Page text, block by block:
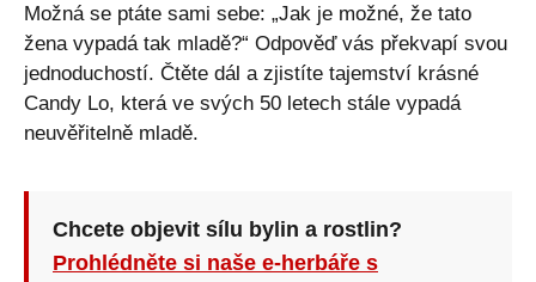
Možná se ptáte sami sebe: „Jak je možné, že tato
žena vypadá tak mladě?“ Odpověď vás překvapí svou
jednoduchostí. Čtěte dál a zjistíte tajemství krásné
Candy Lo, která ve svých 50 letech stále vypadá
neuvěřitelně mladě.
Chcete objevit sílu bylin a rostlin?
Prohlédněte si naše e-herbáře s